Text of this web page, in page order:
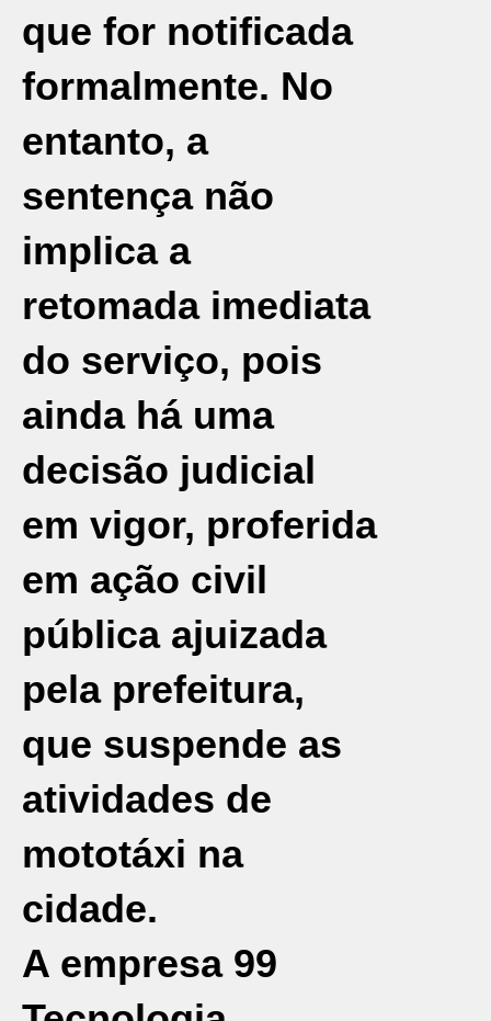
que for notificada
formalmente. No
entanto, a
sentença não
implica a
retomada imediata
do serviço, pois
ainda há uma
decisão judicial
em vigor, proferida
em ação civil
pública ajuizada
pela prefeitura,
que suspende as
atividades de
mototáxi na
cidade.
A empresa 99